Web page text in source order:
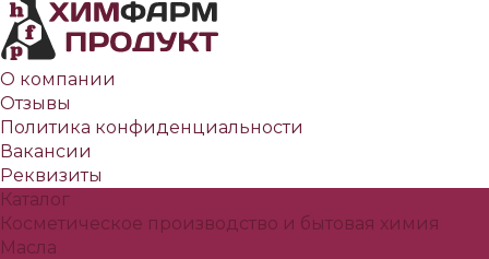
О компании
Отзывы
Политика конфиденциальности
Вакансии
Реквизиты
Каталог
Косметическое производство и бытовая химия
Масла